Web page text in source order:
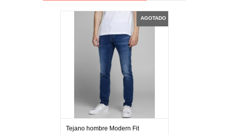
AGOTADO
Tejano hombre Modern Fit